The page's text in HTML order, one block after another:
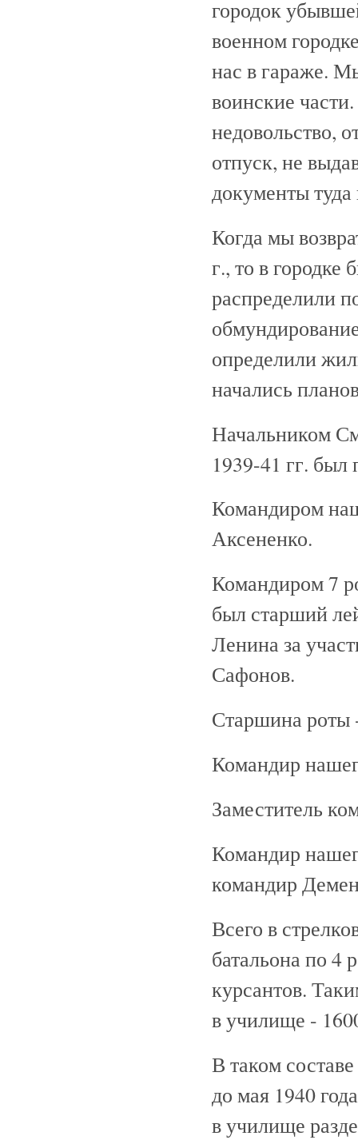
городок
военном
нас в гараже.
воинские
недовольство,
отпуск, не
документы
Когда мы
г., то в
распределили
определили
начались
Начальником
1939-41 гг.
Командиром
Аксененко.
Командиром 7
был старший
Ленина за
Сафонов.
Старшина роты
Командир
Заместитель
Командир
командир
Всего в
батальона по 4
курсантов.
в училище -
В таком
до мая 1940
в училище